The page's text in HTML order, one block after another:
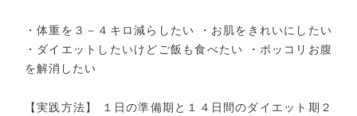
・体重を３－４キロ減らしたい ・お肌をきれいにしたい
・ダイエットしたいけどご飯も食べたい ・ポッコリお腹
を解消したい
【実践方法】
１日の準備期と１４日間のダイエット期２